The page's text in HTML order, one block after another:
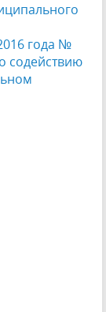
года №
содействию